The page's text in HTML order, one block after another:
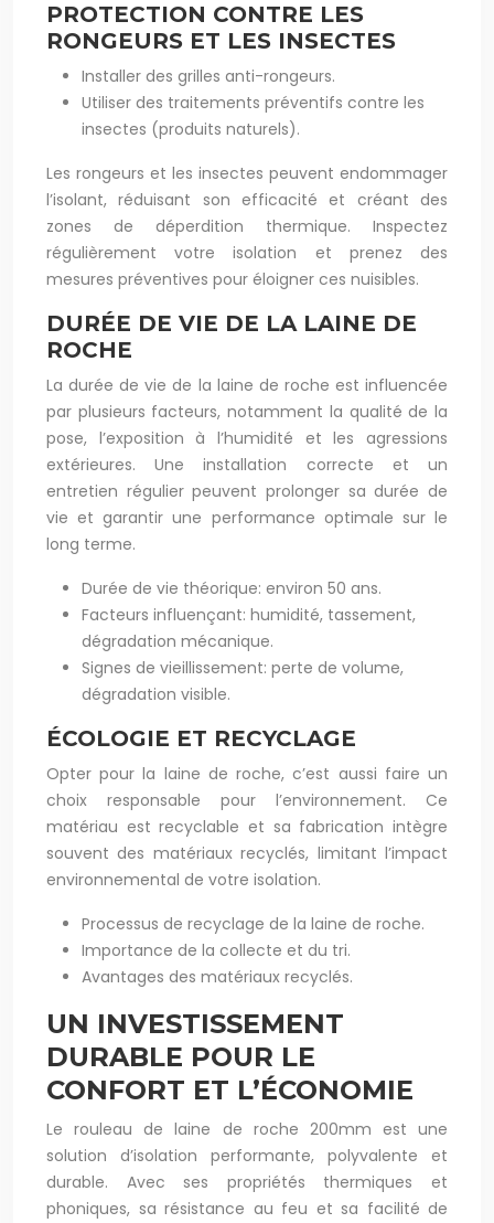
PROTECTION CONTRE LES
RONGEURS ET LES INSECTES
Installer des grilles anti-rongeurs.
Utiliser des traitements préventifs contre les
insectes (produits naturels).
Les rongeurs et les insectes peuvent endommager
l’isolant, réduisant son efficacité et créant des
zones de déperdition thermique. Inspectez
régulièrement votre isolation et prenez des
mesures préventives pour éloigner ces nuisibles.
DURÉE DE VIE DE LA LAINE DE
ROCHE
La durée de vie de la laine de roche est influencée
par plusieurs facteurs, notamment la qualité de la
pose, l’exposition à l’humidité et les agressions
extérieures. Une installation correcte et un
entretien régulier peuvent prolonger sa durée de
vie et garantir une performance optimale sur le
long terme.
Durée de vie théorique: environ 50 ans.
Facteurs influençant: humidité, tassement,
dégradation mécanique.
Signes de vieillissement: perte de volume,
dégradation visible.
ÉCOLOGIE ET RECYCLAGE
Opter pour la laine de roche, c’est aussi faire un
choix responsable pour l’environnement. Ce
matériau est recyclable et sa fabrication intègre
souvent des matériaux recyclés, limitant l’impact
environnemental de votre isolation.
Processus de recyclage de la laine de roche.
Importance de la collecte et du tri.
Avantages des matériaux recyclés.
UN INVESTISSEMENT
DURABLE POUR LE
CONFORT ET L’ÉCONOMIE
Le rouleau de laine de roche 200mm est une
solution d’isolation performante, polyvalente et
durable. Avec ses propriétés thermiques et
phoniques, sa résistance au feu et sa facilité de